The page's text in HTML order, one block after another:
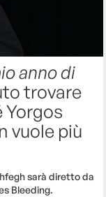
anno di
trovare
Yorgos
vuole più
sarà diretto da
Bleeding.